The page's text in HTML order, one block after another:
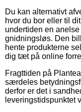
Du kan alternativt
hvor du bor eller til
undertiden en
gnidningsløs. Den
hente produkterne
dig tæt på online
Fragttiden på
særdeles
derfor er det i
leveringstidspunktet